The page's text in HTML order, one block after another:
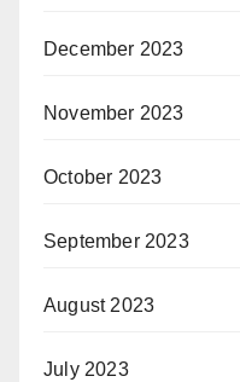
December 2023
November 2023
October 2023
September 2023
August 2023
July 2023